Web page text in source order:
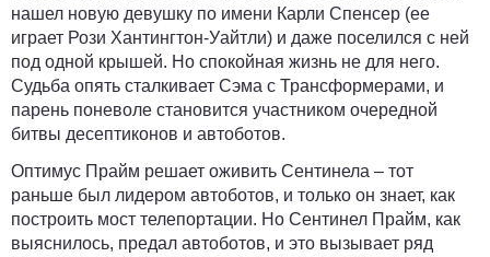
нашел новую девушку по имени Карли Спенсер (ее
играет Рози Хантингтон-Уайтли) и даже поселился с ней
под одной крышей. Но спокойная жизнь не для него.
Судьба опять сталкивает Сэма с Трансформерами, и
парень поневоле становится участником очередной
битвы десептиконов и автоботов.
Оптимус Прайм решает оживить Сентинела – тот
раньше был лидером автоботов, и только он знает, как
построить мост телепортации. Но Сентинел Прайм, как
выяснилось, предал автоботов, и это вызывает ряд